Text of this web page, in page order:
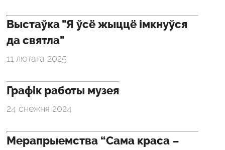
Выстаўка "Я ўсё жыццё імкнуўся
да святла"
11 лютага 2025
Графік работы музея
24 снежня 2024
Мерапрыемства “Сама краса –